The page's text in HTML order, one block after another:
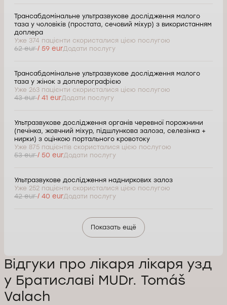
Трансабдомінальне ультразвукове дослідження малого
таза у чоловіків (простата, сечовий міхур) з використанням
доплера
Уже 374 пацієнти скористалися цією послугою
62 eur/ 59 eurДодати послугу
Трансабдомінальне ультразвукове дослідження малого
таза у жінок з доплерографією
Уже 263 пацієнти скористалися цією послугою
43 eur/ 41 eurДодати послугу
Ультразвукове дослідження органів черевної порожнини
(печінка, жовчний міхур, підшлункова залоза, селезінка +
нирки) з оцінкою портального кровотоку
Уже 875 пацієнтів скористалися цією послугою
53 eur/ 50 eurДодати послугу
Ультразвукове дослідження надниркових залоз
Уже 252 пацієнти скористалися цією послугою
42 eur/ 40 eurДодати послугу
Показать ещё
Відгуки про лікаря лікаря узд
у Братиславі MUDr. Tomáš
Valach